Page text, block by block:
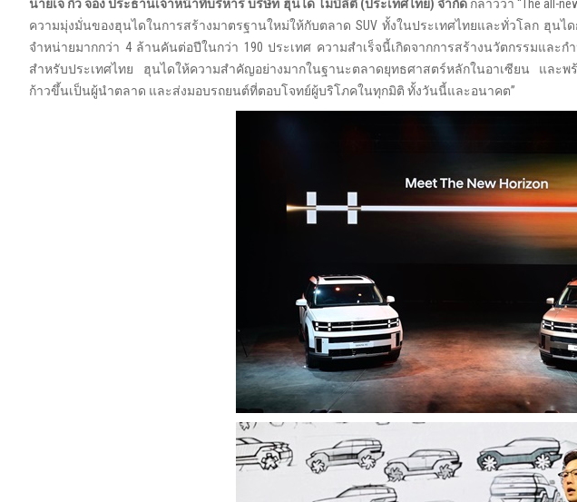
นายเจ กิว จอง ประธานเจ้าหน้าที่บริหาร บริษัท ฮุนได โมบิลิตี้ (ประเทศไทย) จำกัด กล่าวว่า “The all-
ความมุ่งมั่นของฮุนไดในการสร้างมาตรฐานใหม่ให้กับตลาด SUV ทั้งในประเทศไทยและทั่วโลก ฮุน
จำหน่ายมากกว่า 4 ล้านคันต่อปีในกว่า 190 ประเทศ ความสำเร็จนี้เกิดจากการสร้างนวัตกรรมและ
สำหรับประเทศไทย ฮุนไดให้ความสำคัญอย่างมากในฐานะตลาดยุทธศาสตร์หลักในอาเซียน และพ
ก้าวขึ้นเป็นผู้นำตลาด และส่งมอบรถยนต์ที่ตอบโจทย์ผู้บริโภคในทุกมิติ ทั้งวันนี้และอนาคต”